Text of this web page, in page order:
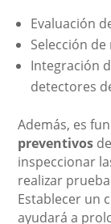
Evaluación
Selección
Integración
detectores
Además, es
preventivos
inspeccionar
realizar
Establecer un
ayudará a